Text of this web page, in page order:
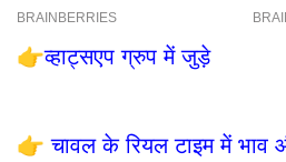
👉व्हाट्सएप ग्रुप में जुड़े
👉चावल के रियल टाइम में भाव